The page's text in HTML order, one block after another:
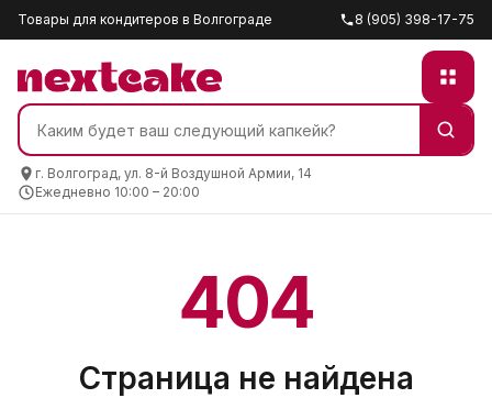
Товары для кондитеров в Волгограде 8 (905) 398-17-75
г. Волгоград, ул. 8-й Воздушной Армии, 14
Ежедневно 10:00 – 20:00
404
Страница не найдена